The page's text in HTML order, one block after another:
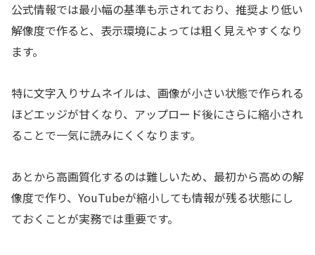
公式情報では最小幅の基準も示されており、推奨より低い
解像度で作ると、表示環境によっては粗く見えやすくなり
ます。
特に文字入りサムネイルは、画像が小さい状態で作られる
ほどエッジが甘くなり、アップロード後にさらに縮小され
ることで一気に読みにくくなります。
あとから高画質化するのは難しいため、最初から高めの解
像度で作り、YouTubeが縮小しても情報が残る状態にし
ておくことが実務では重要です。